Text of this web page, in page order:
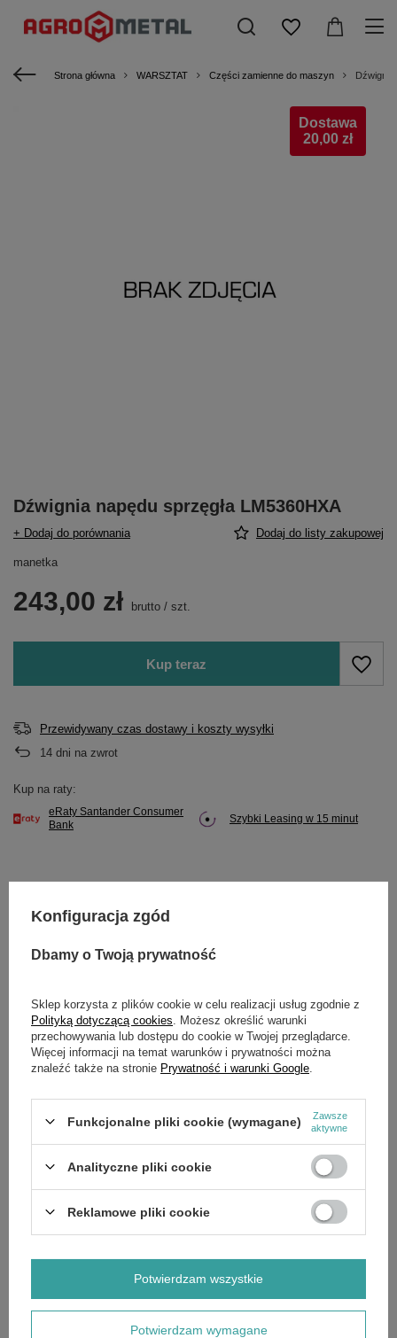
Strona główna WARSZTAT Części zamienne do maszyn Dźwignia
Dostawa
20,00 zł
Dźwignia napędu sprzęgła LM5360HXA
+ Dodaj do porównania Dodaj do listy zakupowej
manetka
243,00 zł brutto / szt.
Kup teraz
Przewidywany czas dostawy i koszty wysyłki
14 dni na zwrot
Kup na raty:
eRaty Santander Consumer
Bank
Szybki Leasing w 15 minut
Potrzebujesz pomocy? Masz pytania?
najciekawsze pytania i odpowiedzi publikując
OPIS
OSTATNIO OGLĄDANE
Konfiguracja zgód
Dbamy o Twoją prywatność
Sklep korzysta z plików cookie w celu realizacji usług zgodnie z
Polityką dotyczącą cookies . Możesz określić warunki
przechowywania lub dostępu do cookie w Twojej przeglądarce.
Więcej informacji na temat warunków i prywatności można
znaleźć także na stronie Prywatność i warunki Google
Funkcjonalne pliki cookie (wymagane)
Zawsze
aktywne
Analityczne pliki cookie
Reklamowe pliki cookie
Potwierdzam wymagane
Potwierdzam wszystkie